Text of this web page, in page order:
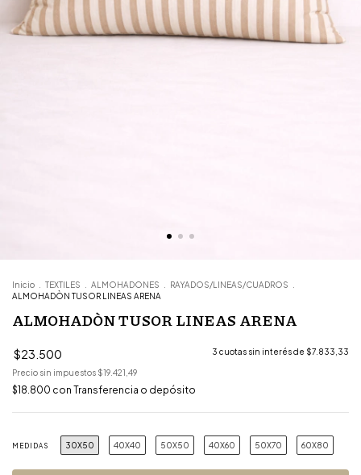
Inicio TEXTILES ALMOHADONES RAYADOS/LINEAS/CUADROS
ALMOHADÒN TUSOR LINEAS ARENA
ALMOHADÒN TUSOR LINEAS ARENA
$23.500 3 cuotas sin interés de $7.833,33
Precio sin impuestos $19.421,49
$18.800 con Transferencia o depósito
MEDIDAS 30X50 40X40 50X50 40X60 50X70 60X80